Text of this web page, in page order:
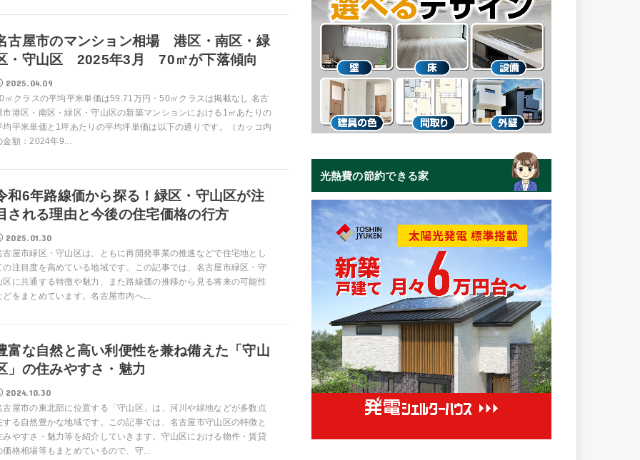
古屋市のマンション相場 港区・南区・緑
・守山区 2025年3月 70㎡が下落傾向
2025.04.09
㎡クラスの平均平米単価は59.71万円・50㎡クラスは掲載なし 名古
市港区・南区・緑区・守山区の新築マンションにおける1㎡あたりの
均平米単価と1坪あたりの平均坪単価は以下の通りです。（カッコ内
金額：2024年9...
和6年路線価から探る！緑区・守山区が注
される理由と今後の住宅価格の行方
2025.01.30
古屋市緑区・守山区は、ともに再開発事業の推進などで住宅地とし
の注目度を高めている地域です。この記事では、名古屋市緑区・守
区に共通する特徴や魅力、また路線価の推移から見る将来の可能性
どをまとめています。名古屋市内へ...
富な自然と高い利便性を兼ね備えた「守山
」の住みやすさ・魅力
2024.10.30
古屋市の東北部に位置する「守山区」は、河川や緑地などが多数点
する自然豊かな地域です。この記事では、名古屋市守山区の特徴と
みやすさ・魅力等を紹介していきます。守山区における物件・賃貸
価格相場等もまとめているので、守...
光熱費の節約できる家